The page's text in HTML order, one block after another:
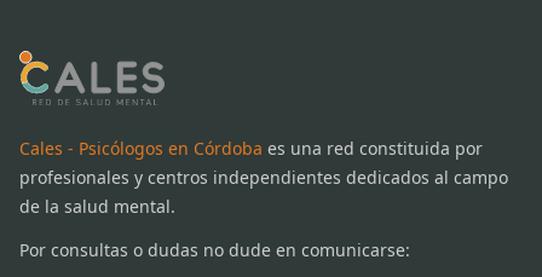
Cales - Psicólogos en Córdoba es una red constituida por
profesionales y centros independientes dedicados al campo
de la salud mental.
Por consultas o dudas no dude en comunicarse: